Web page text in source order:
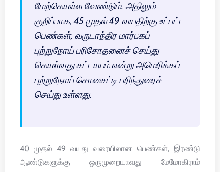
மேற்கொள்ள வேண்டும். அதிலும்
குறிப்பாக, 45 முதல் 49 வயதிற்கு உட்பட்ட
பெண்கள், வருடாந்திர மார்பகப்
புற்றுநோய் பரிசோதனைச் செய்து
கொள்வது கட்டாயம் என்று அமெரிக்கப்
புற்றுநோய் சொசைட்டி பரிந்துரைச்
செய்து உள்ளது.
40 முதல் 49 வயது வரையிலான பெண்கள், இரண்டு
ஆண்டுகளுக்கு ஒருமுறையாவது மேமோகிராம்